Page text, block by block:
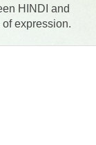
HINDI and
expression.